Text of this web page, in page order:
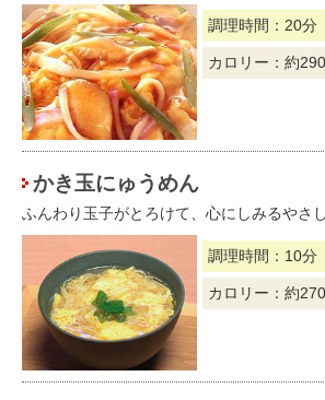
調理時間：20分
カロリー：約
かき玉にゅうめん
ふんわり玉子がとろけて、心にしみるやさし
調理時間：10分
カロリー：約